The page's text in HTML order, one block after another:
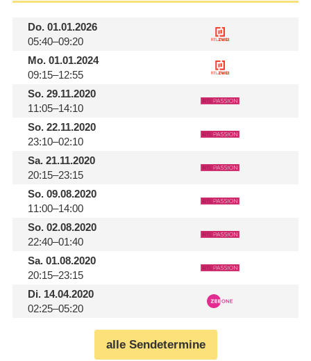
Do.01.01.2026
05:40–09:20
Mo.01.01.2024
09:15–12:55
So.29.11.2020
11:05–14:10
So.22.11.2020
23:10–02:10
Sa.21.11.2020
20:15–23:15
So.09.08.2020
11:00–14:00
So.02.08.2020
22:40–01:40
Sa.01.08.2020
20:15–23:15
Di.14.04.2020
02:25–05:20
alle Sendetermine